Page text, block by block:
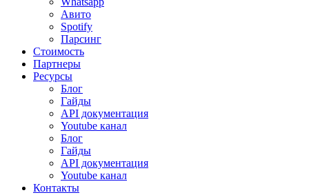
Авито
Spotify
Парсинг
Стоимость
Партнеры
Ресурсы
Блог
Гайды
API документация
Youtube канал
Блог
Гайды
API документация
Youtube канал
Контакты